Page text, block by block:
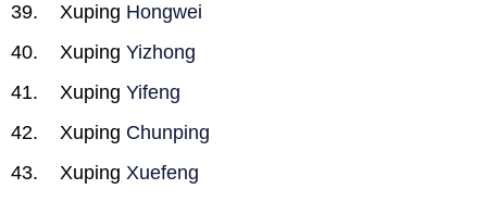
Xuping Hongwei
Xuping Yizhong
Xuping Yifeng
Xuping Chunping
Xuping Xuefeng